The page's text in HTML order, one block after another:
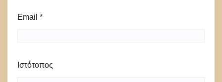
Email *
Ιστότοπος